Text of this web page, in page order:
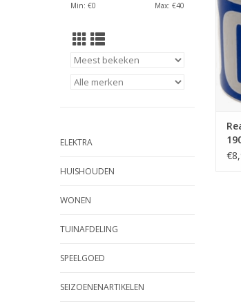
Min: €0 Max: €40
ELEKTRA
HUISHOUDEN
WONEN
TUINAFDELING
SPEELGOED
SEIZOENENARTIKELEN